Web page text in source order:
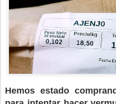
Hemos estado